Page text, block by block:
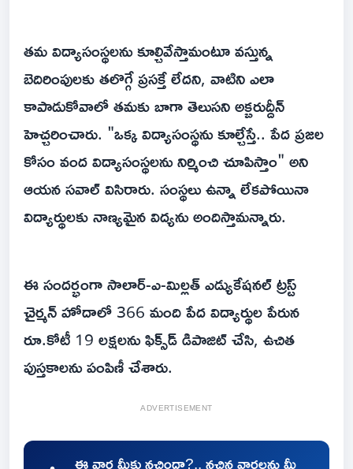
తమ విద్యాసంస్థలను కూల్చివేస్తామంటూ వస్తున్న
బెదిరింపులకు తలొగ్గే ప్రసక్తే లేదని, వాటిని ఎలా
కాపాడుకోవాలో తమకు బాగా తెలుసని అక్బరుద్దీన్
హెచ్చరించారు. "ఒక్క విద్యాసంస్థను కూల్చేస్తే.. పేద ప్రజల
కోసం వంద విద్యాసంస్థలను నిర్మించి చూపిస్తాం" అని
ఆయన సవాల్ విసిరారు. సంస్థలు ఉన్నా లేకపోయినా
విద్యార్థులకు నాణ్యమైన విద్యను అందిస్తామన్నారు.
ఈ సందర్భంగా సాలార్-ఎ-మిల్లత్ ఎడ్యుకేషనల్ ట్రస్ట్
చైర్మన్ హోదాలో 366 మంది పేద విద్యార్థుల పేరున
రూ.కోటీ 19 లక్షలను ఫిక్స్‌డ్ డిపాజిట్ చేసి, ఉచిత
పుస్తకాలను పంపిణీ చేశారు.
ADVERTISEMENT